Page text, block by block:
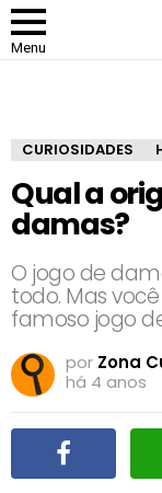
Menu
CURIOSIDADES
Qual a
damas?
O jogo de
todo. Mas
famoso jogo
por Zona
há 4 anos